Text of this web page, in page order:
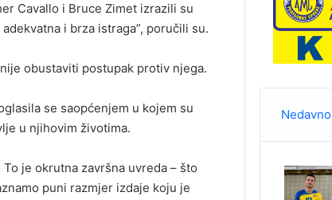
Cavallo i Bruce Zimet izrazili su
i brza istraga”, poručili su.
obustaviti postupak protiv njega.
se saopćenjem u kojem su
u njihovim životima.
je okrutna završna uvreda – što
puni razmjer izdaje koju je
Nedavno